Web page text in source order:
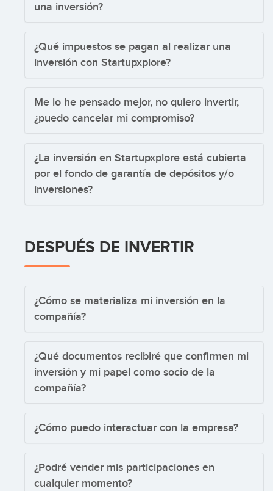
una inversión?
¿Qué impuestos se pagan al realizar una
inversión con Startupxplore?
Me lo he pensado mejor, no quiero invertir,
¿puedo cancelar mi compromiso?
¿La inversión en Startupxplore está cubierta
por el fondo de garantía de depósitos y/o
inversiones?
DESPUÉS DE INVERTIR
¿Cómo se materializa mi inversión en la
compañía?
¿Qué documentos recibiré que confirmen mi
inversión y mi papel como socio de la
compañía?
¿Cómo puedo interactuar con la empresa?
¿Podré vender mis participaciones en
cualquier momento?